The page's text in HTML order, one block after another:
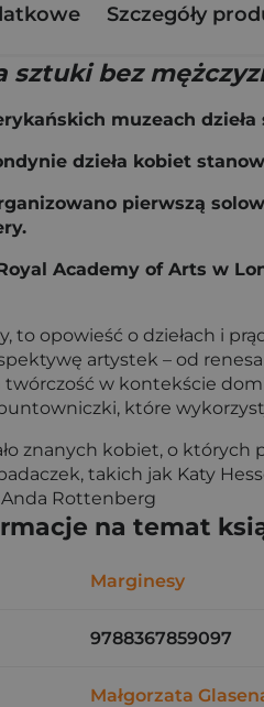
Szczegóły
sztuki bez
muzeach
dzieła kobiet
pierwszą
Academy of Arts w
to opowieść o dziełach i
artystek – od
twórczość w kontekście
które
znanych kobiet, o których
takich jak Katy
Rottenberg
na temat
Marginesy
9788367859097
Małgorzata